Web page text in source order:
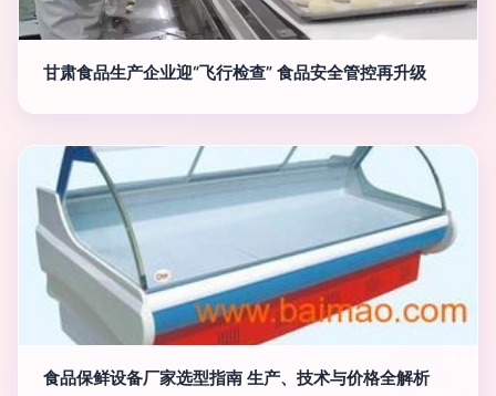
甘肃食品生产企业迎“飞行检查” 食品安全管控再升级
食品保鲜设备厂家选型指南 生产、技术与价格全解析